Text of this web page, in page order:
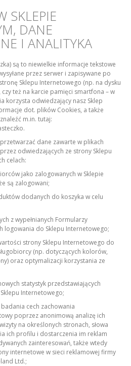
SKLEPIE
DANE
I ANALITYKA
są to niewielkie informacje tekstowe
przez serwer i zapisywane po
Sklepu Internetowego (np. na dysku
też na karcie pamięci smartfona – w
korzysta odwiedzający nasz Sklep
dot. plików Cookies, a także
m.in. tutaj:
dane zawarte w plikach
odwiedzających ze strony Sklepu
celach:
jako zalogowanych w Sklepie
są zalogowani;
dodanych do koszyka w celu
z wypełnianych Formularzy
logowania do Sklepu Internetowego;
strony Sklepu Internetowego do
(np. dotyczących kolorów,
oraz optymalizacji korzystania ze
statystyk przedstawiających
Internetowego;
cech zachowania
poprzez anonimową analizę ich
na określonych stronach, słowa
ich profilu i dostarczenia im reklam
zainteresowań, także wtedy
internetowe w sieci reklamowej firmy
Ltd.;